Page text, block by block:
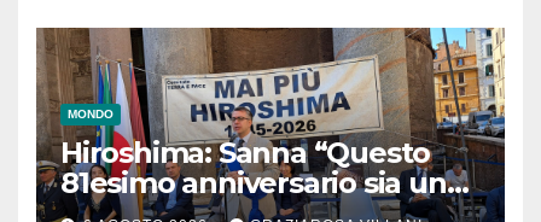
MONDO
Hiroshima: Sanna “Questo
81esimo anniversario sia un
monito per tutti”